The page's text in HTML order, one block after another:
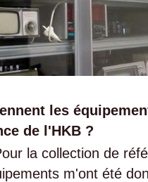
les
de l'HKB ?
la collection de
m'ont été